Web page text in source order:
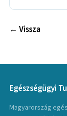
← Vissza
Egészségügyi
Magyarország